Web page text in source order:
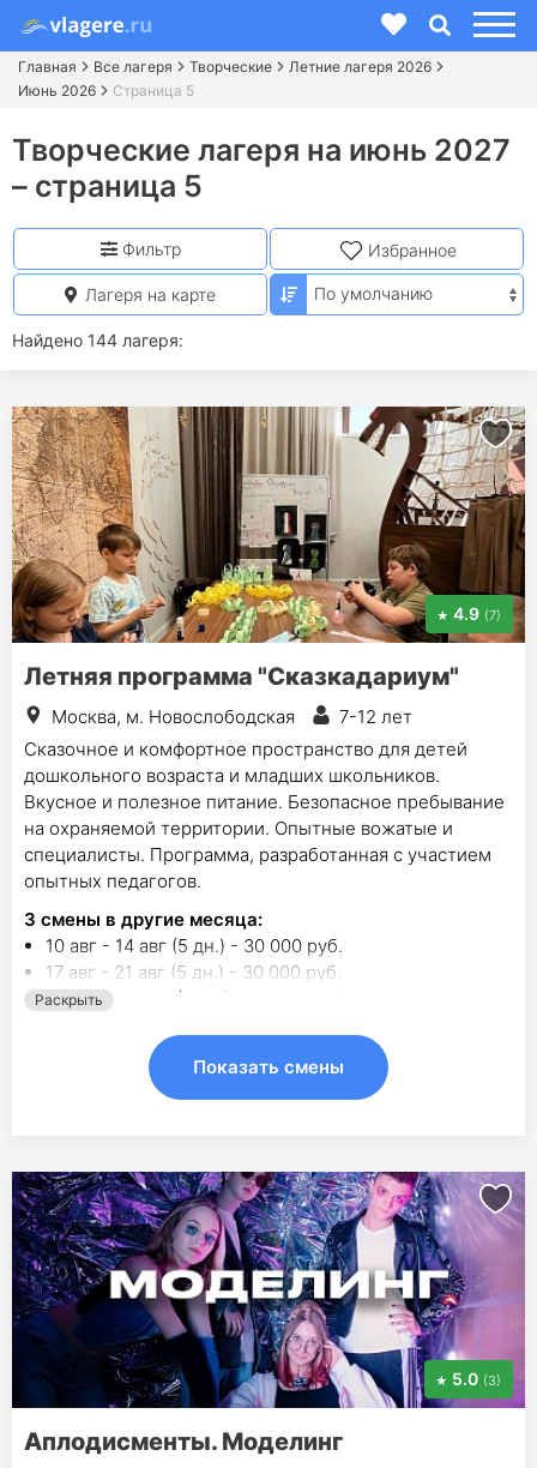
Главная Все лагеря Творческие
Летние лагеря 2026
Июнь 2026
Страница 5
Творческие лагеря на июнь 2027
– страница 5
Найдено 144 лагеря:
Фильтр Избранное
Лагеря на карте
4.9 (7)
Летняя программа "Сказкадариум"
Москва, м. Новослободская
7-12 лет
Сказочное и комфортное пространство для детей
дошкольного возраста и младших школьников.
Вкусное и полезное питание. Безопасное пребывание
на охраняемой территории. Опытные вожатые и
специалисты. Программа, разработанная с участием
опытных педагогов.
3 смены в другие месяца:
10 авг - 14 авг (5 дн.) - 30 000 руб.
17 авг - 21 авг (5 дн.) - 30 000 руб.
24 авг - 28 авг (5 дн.) - 30 000 руб.
Раскрыть
Показать смены
5.0 (3)
Аплодисменты. Моделинг